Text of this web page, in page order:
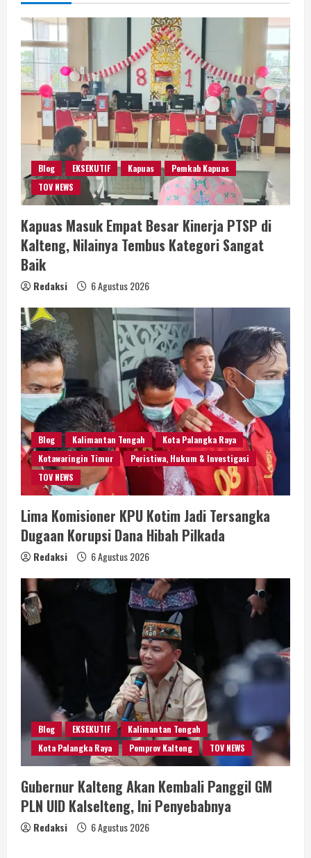
Blog EKSEKUTIF Kapuas
Pemkab Kapuas
TOV NEWS
Kapuas Masuk Empat Besar Kinerja PTSP di
Kalteng, Nilainya Tembus Kategori Sangat
Baik
Redaksi 6 Agustus 2026
Blog Kalimantan Tengah
Kota Palangka Raya
Kotawaringin Timur
Peristiwa, Hukum & Investigasi
TOV NEWS
Lima Komisioner KPU Kotim Jadi Tersangka
Dugaan Korupsi Dana Hibah Pilkada
Redaksi 6 Agustus 2026
Blog EKSEKUTIF
Kalimantan Tengah
Kota Palangka Raya
Pemprov Kalteng TOV NEWS
Gubernur Kalteng Akan Kembali Panggil GM
PLN UID Kalselteng, Ini Penyebabnya
Redaksi 6 Agustus 2026